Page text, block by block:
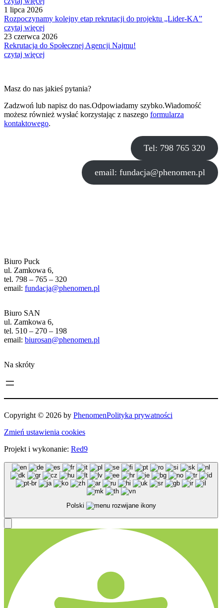
1 lipca 2026
Rozpoczynamy kolejny etap rekrutacji do projektu „Lider-KA”
czytaj więcej
23 czerwca 2026
Rekrutacja do Społecznej Agencji Najmu!
czytaj więcej
Masz do nas jakieś pytania?
Zadzwoń lub napisz do nas.Odpowiadamy szybko.Wiadomość
możesz również wysłać korzystając z naszego formularza
kontaktowego.
Tel: 798 765 320
email: fundacja@phenomen.pl
Biuro Puck
ul. Zamkowa 6,
tel. 798 – 765 – 320
email: fundacja@phenomen.pl
Biuro SAN
ul. Zamkowa 6,
tel. 510 – 270 – 198
email: biurosan@phenomen.pl
Na skróty
Copyright © 2026 by PhenomenPolityka prywatności
Zmień ustawienia cookies
Projekt i wykonanie: Red9
Polski